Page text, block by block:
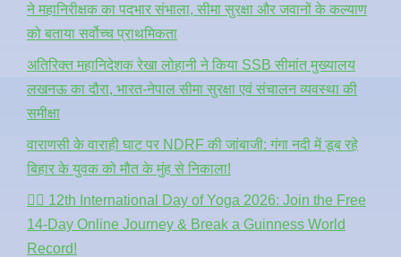
ने महानिरीक्षक का पदभार संभाला, सीमा सुरक्षा और जवानों के कल्याण
को बताया सर्वोच्च प्राथमिकता
अतिरिक्त महानिदेशक रेखा लोहानी ने किया SSB सीमांत मुख्यालय
लखनऊ का दौरा, भारत-नेपाल सीमा सुरक्षा एवं संचालन व्यवस्था की
समीक्षा
वाराणसी के वाराही घाट पर NDRF की जांबाजी: गंगा नदी में डूब रहे
बिहार के युवक को मौत के मुंह से निकाला!
🧘‍♂️ 12th International Day of Yoga 2026: Join the Free
14-Day Online Journey & Break a Guinness World
Record!